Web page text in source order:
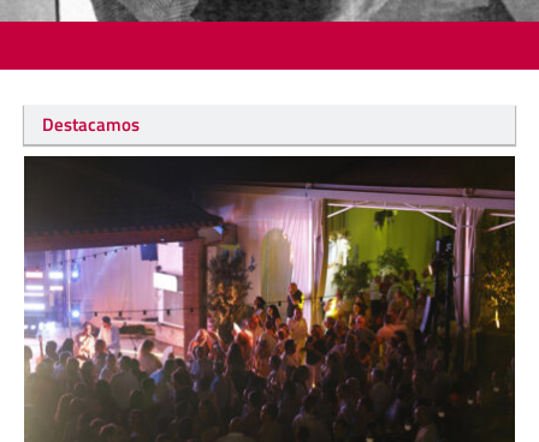
Destacamos